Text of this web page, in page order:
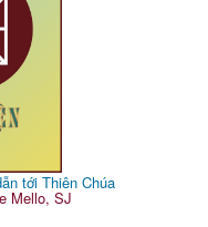
tới Thiên Chúa
Mello, SJ